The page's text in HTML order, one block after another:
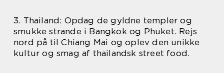
3. Thailand: Opdag de gyldne templer og
smukke strande i Bangkok og Phuket. Rejs
nord på til Chiang Mai og oplev den unikke
kultur og smag af thailandsk street food.